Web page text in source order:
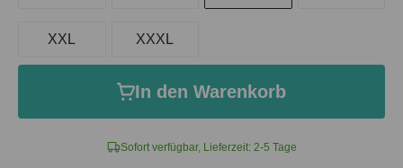
Sofort verfügbar, Lieferzeit: 2-5 Tage
XXL XXXL
In den Warenkorb